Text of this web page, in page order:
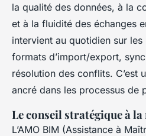
la qualité des données, à la
et à la fluidité des échanges
intervient au quotidien sur
formats d’import/export,
résolution des conflits. C’est
ancré dans les processus de
Le conseil stratégique à
L’AMO BIM (Assistance à